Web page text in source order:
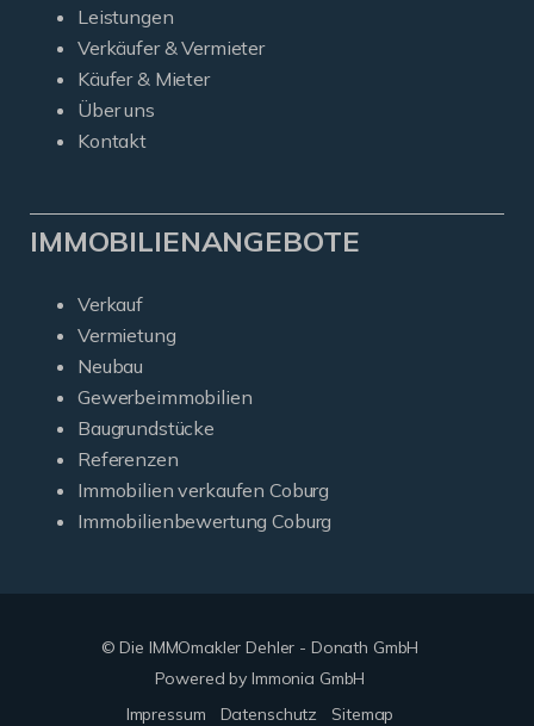
Leistungen
Verkäufer & Vermieter
Käufer & Mieter
Über uns
Kontakt
IMMOBILIENANGEBOTE
Verkauf
Vermietung
Neubau
Gewerbeimmobilien
Baugrundstücke
Referenzen
Immobilien verkaufen Coburg
Immobilienbewertung Coburg
© Die IMMOmakler Dehler - Donath GmbH
Powered by Immonia GmbH
Impressum
Datenschutz Sitemap